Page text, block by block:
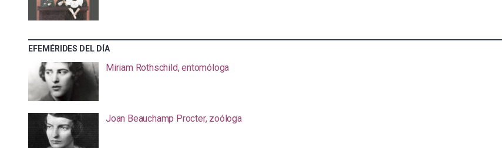
EFEMÉRIDES DEL DÍA
Miriam Rothschild, entomóloga
Joan Beauchamp Procter, zoóloga